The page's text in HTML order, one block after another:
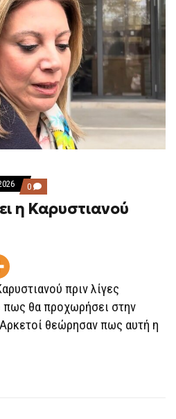
0 COMMENTS
ON
ΠΩΣ
ΞΕΦΟΥΣΚΏΝΕΙ
η Καρυστιανού
πριν λίγες
θα προχωρήσει στην
θεώρησαν πως αυτή η